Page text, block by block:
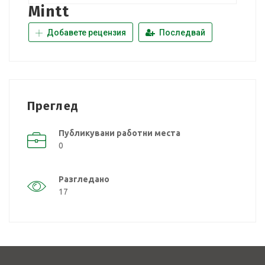
Mintt
Добавете рецензия Последвай
Преглед
Публикувани работни места
0
Разгледано
17